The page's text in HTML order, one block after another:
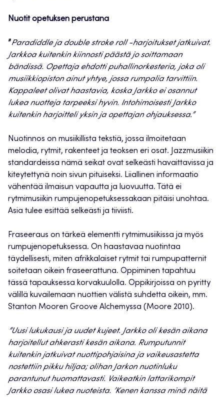
Nuotit opetuksen perustana
”Paradiddle ja double stroke roll -harjoitukset jatkuivat.
Jarkkoa kuitenkin kiinnosti päästä jo soittamaan
bändissä. Opettaja ehdotti puhallinorkesteria, joka oli
musiikkiopiston ainut yhtye, jossa rumpalia tarvittiin.
Kappaleet olivat haastavia, koska Jarkko ei osannut
lukea nuotteja tarpeeksi hyvin. Intohimoisesti Jarkko
kuitenkin harjoitteli yksin ja opettajan ohjauksessa.”
Nuotinnos on musiikillista tekstiä, jossa ilmoitetaan
melodia, rytmit, rakenteet ja teoksen eri osat. Jazzmusiikin
standardeissa nämä seikat ovat selkeästi havaittavissa ja
kiteytettynä noin sivun pituiseksi. Liiallinen informaatio
vähentää ilmaisun vapautta ja luovuutta. Tätä ei
rytmimusiikin rumpujenopetuksessakaan pitäisi unohtaa.
Asia tulee esittää selkeästi ja tiiviisti.
Fraseeraus on tärkeä elementti rytmimusiikissa ja myös
rumpujenopetuksessa. On haastavaa nuotintaa
täydellisesti, miten afrikkalaiset rytmit tai rumpupatternit
soitetaan oikein fraseerattuna. Oppiminen tapahtuu
tässä tapauksessa korvakuulolla. Oppikirjoissa on pyritty
välillä kuvailemaan nuottien välistä suhdetta oikein, mm.
Stanton Mooren Groove Alchemyssa (Moore 2010).
”Uusi lukukausi ja uudet kujeet. Jarkko oli kesän aikana
harjoitellut ahkerasti kesän aikana. Rumputunnit
kuitenkin jatkuivat nuottipohjaisina ja vaikeusastetta
nostettiin pikku hiljaa; olihan Jarkon nuotinluku
parantunut huomattavasti. Vaikeatkin lattarikompit
Jarkko osasi lukea nuoteista. ’Kenen kanssa minä näitä